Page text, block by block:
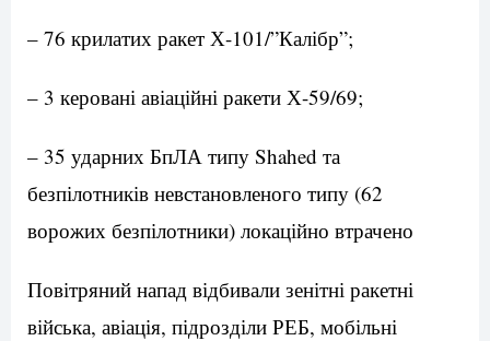
– 76 крилатих ракет Х-101/”Калібр”;
– 3 керовані авіаційні ракети Х-59/69;
– 35 ударних БпЛА типу Shahed та
безпілотників невстановленого типу (62
ворожих безпілотники) локаційно втрачено
Повітряний напад відбивали зенітні ракетні
війська, авіація, підрозділи РЕБ, мобільні